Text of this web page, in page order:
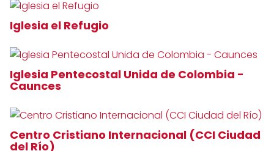
Iglesia el Refugio
Iglesia Pentecostal Unida de Colombia -
Caunces
Centro Cristiano Internacional (CCI Ciudad
del Río)